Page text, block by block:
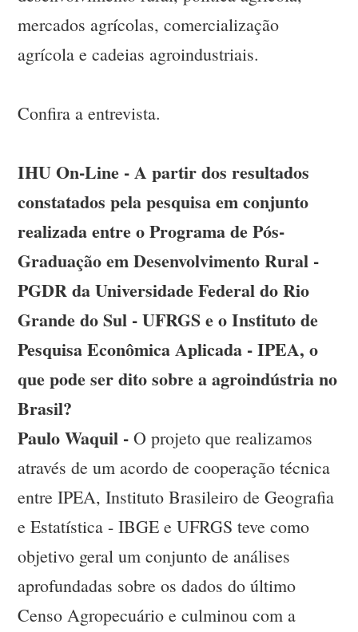
mercados agrícolas, comercialização
agrícola e cadeias agroindustriais.
Confira a entrevista.
IHU On-Line - A partir dos resultados
constatados pela pesquisa em conjunto
realizada entre o Programa de Pós-
Graduação em Desenvolvimento Rural -
PGDR da Universidade Federal do Rio
Grande do Sul - UFRGS e o Instituto de
Pesquisa Econômica Aplicada - IPEA, o
que pode ser dito sobre a agroindústria no
Brasil?
Paulo Waquil - O projeto que realizamos
através de um acordo de cooperação técnica
entre IPEA, Instituto Brasileiro de Geografia
e Estatística - IBGE e UFRGS teve como
objetivo geral um conjunto de análises
aprofundadas sobre os dados do último
Censo Agropecuário e culminou com a